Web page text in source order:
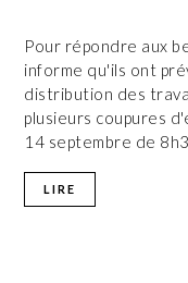
Pour répondre aux
informe qu'ils ont
distribution des
plusieurs coupures
14 septembre de
LIRE